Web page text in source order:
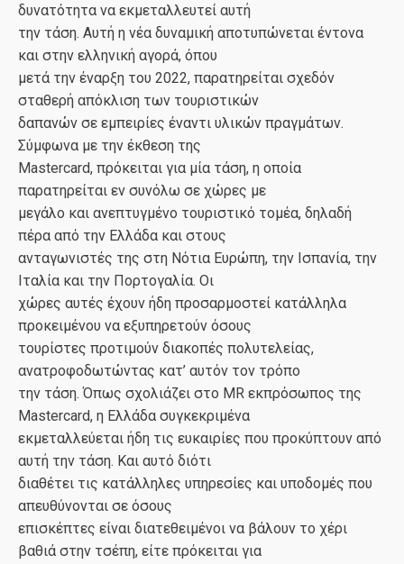
δυνατότητα να εκμεταλλευτεί αυτή
την τάση. Αυτή η νέα δυναμική αποτυπώνεται έντονα
και στην ελληνική αγορά, όπου
μετά την έναρξη του 2022, παρατηρείται σχεδόν
σταθερή απόκλιση των τουριστικών
δαπανών σε εμπειρίες έναντι υλικών πραγμάτων.
Σύμφωνα με την έκθεση της
Mastercard, πρόκειται για μία τάση, η οποία
παρατηρείται εν συνόλω σε χώρες με
μεγάλο και ανεπτυγμένο τουριστικό τομέα, δηλαδή
πέρα από την Ελλάδα και στους
ανταγωνιστές της στη Νότια Ευρώπη, την Ισπανία, την
Ιταλία και την Πορτογαλία. Οι
χώρες αυτές έχουν ήδη προσαρμοστεί κατάλληλα
προκειμένου να εξυπηρετούν όσους
τουρίστες προτιμούν διακοπές πολυτελείας,
ανατροφοδωτώντας κατ’ αυτόν τον τρόπο
την τάση. Όπως σχολιάζει στο MR εκπρόσωπος της
Mastercard, η Ελλάδα συγκεκριμένα
εκμεταλλεύεται ήδη τις ευκαιρίες που προκύπτουν από
αυτή την τάση. Και αυτό διότι
διαθέτει τις κατάλληλες υπηρεσίες και υποδομές που
απευθύνονται σε όσους
επισκέπτες είναι διατεθειμένοι να βάλουν το χέρι
βαθιά στην τσέπη, είτε πρόκειται για